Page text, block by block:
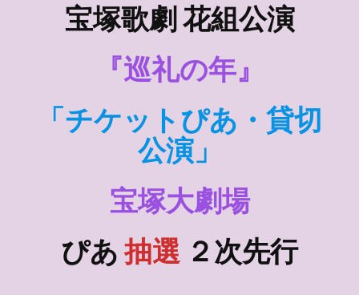
宝塚歌劇 花組公演
『巡礼の年』
「チケットぴあ・貸切
公演」
宝塚大劇場
ぴあ 抽選 ２次先行